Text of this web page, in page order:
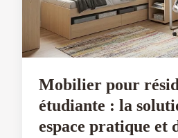
Mobilier pour
étudiante : la
espace pratique et